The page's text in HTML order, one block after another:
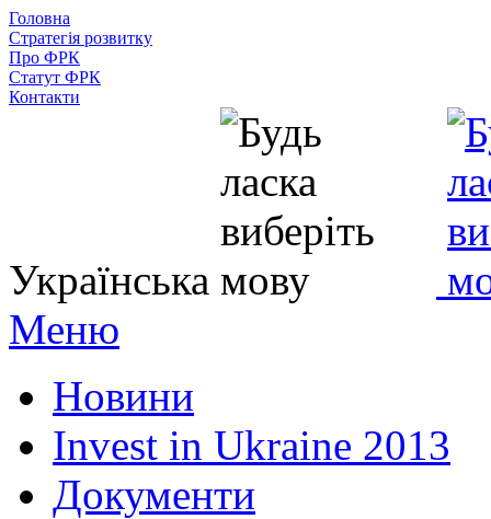
Головна
Стратегія розвитку
Про ФРК
Статут ФРК
Контакти
Українська
Меню
Новини
Invest in Ukraine 2013
Документи